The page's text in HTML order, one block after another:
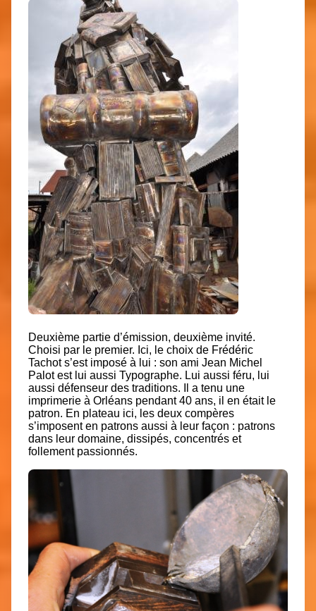
Deuxième partie d’émission, deuxième invité.
Choisi par le premier. Ici, le choix de Frédéric
Tachot s’est imposé à lui : son ami Jean Michel
Palot est lui aussi Typographe. Lui aussi féru, lui
aussi défenseur des traditions. Il a tenu une
imprimerie à Orléans pendant 40 ans, il en était le
patron. En plateau ici, les deux compères
s’imposent en patrons aussi à leur façon : patrons
dans leur domaine, dissipés, concentrés et
follement passionnés.